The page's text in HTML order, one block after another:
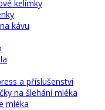
kelímky
kávu
a příslušenství
na šlehání mléka
mléka